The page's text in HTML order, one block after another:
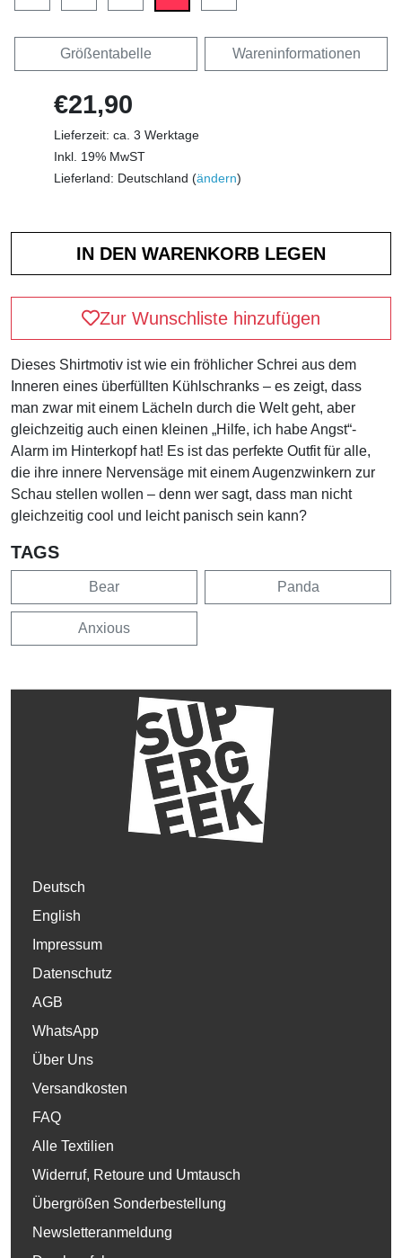
Größentabelle Wareninformationen
€21,90
Lieferzeit: ca. 3 Werktage
Inkl. 19% MwST
Lieferland: Deutschland (ändern)
Zur Wunschliste hinzufügen
Dieses Shirtmotiv ist wie ein fröhlicher Schrei aus dem
Inneren eines überfüllten Kühlschranks – es zeigt, dass
man zwar mit einem Lächeln durch die Welt geht, aber
gleichzeitig auch einen kleinen „Hilfe, ich habe Angst“-
Alarm im Hinterkopf hat! Es ist das perfekte Outfit für alle,
die ihre innere Nervensäge mit einem Augenzwinkern zur
Schau stellen wollen – denn wer sagt, dass man nicht
gleichzeitig cool und leicht panisch sein kann?
TAGS
Bear Panda
Anxious
Deutsch
English
Impressum
Datenschutz
AGB
WhatsApp
Über Uns
Versandkosten
FAQ
Alle Textilien
Widerruf, Retoure und Umtausch
Übergrößen Sonderbestellung
Newsletteranmeldung